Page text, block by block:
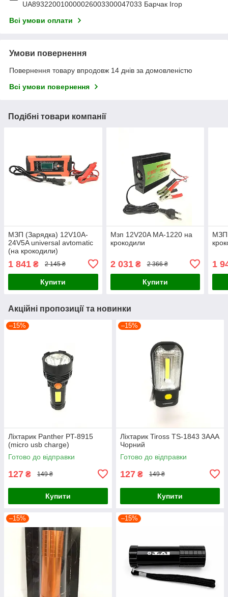
UA893220010000026003300047033 Барчак Ігор
Всі умови оплати
Умови повернення
Повернення товару впродовж 14 днів за домовленістю
Всі умови повернення
Подібні товари компанії
МЗП (Зарядка) 12V10A-
24V5A universal avtomatic
(на крокодили)
1 841 ₴ 2 145 ₴
Купити
Мзп 12V20A MA-1220 на
крокодили
2 031₴ 2 366 ₴
Купити
МЗП
1
Акційні пропозиції та новинки
–15%
Ліхтарик Panther PT-8915
(micro usb charge)
Готово до відправки
127 ₴ 149 ₴
Купити
–15%
Ліхтарик Tiross TS-1843 3AAA
Чорний
Готово до відправки
127 ₴ 149 ₴
Купити
–15% –15%